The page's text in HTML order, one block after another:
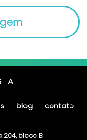
blog contato
204, bloco B